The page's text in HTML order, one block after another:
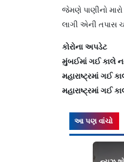
જેમણે પાણીનો
લાગી એની તપાસ
કોરોના અપડેટ
મુંબઈમાં ગઈ કાલે
મહારાષ્ટ્રમાં ગઈ
મહારાષ્ટ્રમાં ગઈ
આ પણ વાંચો